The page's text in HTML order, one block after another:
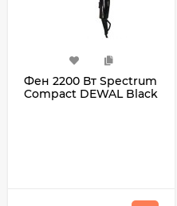
Фен 2200 Вт Spectrum
Compact DEWAL Black